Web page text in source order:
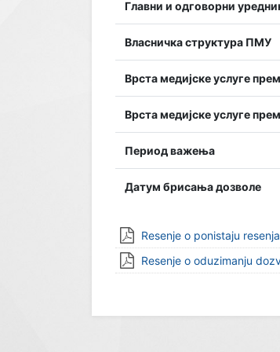
Главни и одговорни
Власничка структура ПМУ
Врста медијске услуге
Врста медијске услуге
Период важења
Датум брисања дозволе
Resenje o ponistaju
Resenje o oduzimanju